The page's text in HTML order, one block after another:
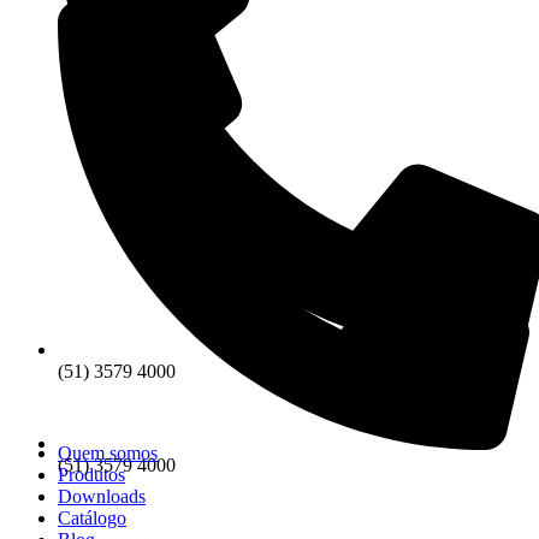
(51) 3579 4000
(51) 3579 4000
Quem somos
Produtos
Downloads
Catálogo